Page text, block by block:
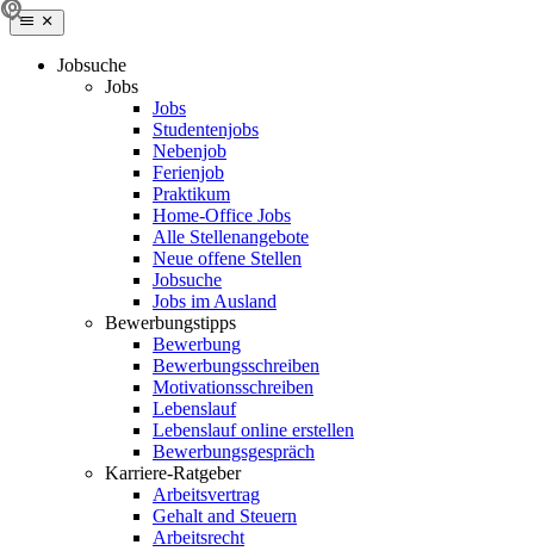
Jobsuche
Jobs
Jobs
Studentenjobs
Nebenjob
Ferienjob
Praktikum
Home-Office Jobs
Alle Stellenangebote
Neue offene Stellen
Jobsuche
Jobs im Ausland
Bewerbungstipps
Bewerbung
Bewerbungsschreiben
Motivationsschreiben
Lebenslauf
Lebenslauf online erstellen
Bewerbungsgespräch
Karriere-Ratgeber
Arbeitsvertrag
Gehalt and Steuern
Arbeitsrecht